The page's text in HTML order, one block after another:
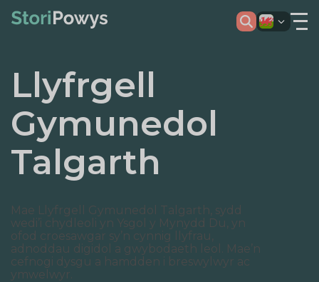
Llyfrgell
Gymunedol
Talgarth
Mae Llyfrgell Gymunedol Talgarth, sydd
wedi’i chydleoli yn Ysgol y Mynydd Du, yn
ofod croesawgar sy’n cynnig llyfrau,
adnoddau digidol a gwybodaeth leol. Mae’n
cefnogi dysgu a hamdden i breswylwyr ac
ymwelwyr.